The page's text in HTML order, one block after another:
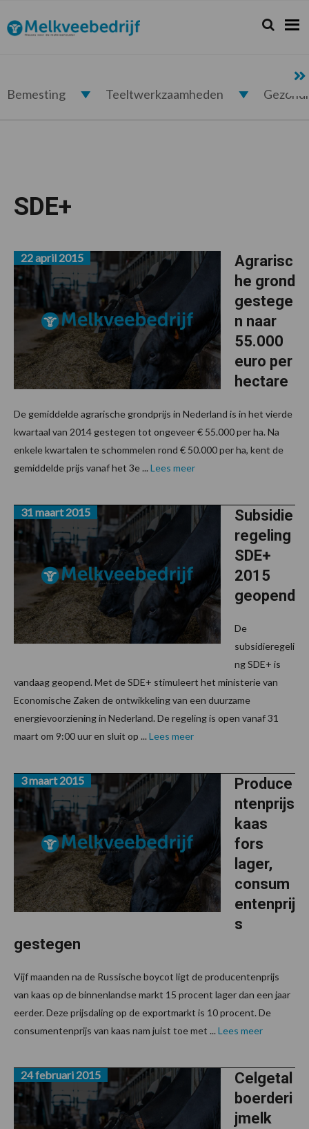
de
hoofdnavigatie
de
hoofd
de
voettekst
Melkveebedrijf.nl Zoeken...
Zoek
Bemesting Teeltwerkzaamheden
SDE+
Agrarisc
he grond
gestege
n naar
55.000
euro per
hectare
22 april 2015
De gemiddelde agrarische grondprijs in Nederland is in het vierde
kwartaal van 2014 gestegen tot ongeveer € 55.000 per ha. Na
enkele kwartalen te schommelen rond € 50.000 per ha, kent de
gemiddelde prijs vanaf het 3e ... Lees meer
Subsidie
regeling
SDE+
2015
geopend
31 maart 2015
De
subsidieregeli
ng SDE+ is
vandaag geopend. Met de SDE+ stimuleert het ministerie van
Economische Zaken de ontwikkeling van een duurzame
energievoorziening in Nederland. De regeling is open vanaf 31
maart om 9:00 uur en sluit op ... Lees meer
Produce
ntenprijs
kaas
fors
lager,
consum
entenprij
s
gestegen
3 maart 2015
Vijf maanden na de Russische boycot ligt de producentenprijs
van kaas op de binnenlandse markt 15 procent lager dan een jaar
eerder. Deze prijsdaling op de exportmarkt is 10 procent. De
consumentenprijs van kaas nam juist toe met ... Lees meer
Celgetal
boerderi
jmelk
24 februari 2015